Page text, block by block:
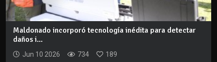
Maldonado incorporó tecnología inédita para detectar
daños i...
Jun 10 2026 734 189